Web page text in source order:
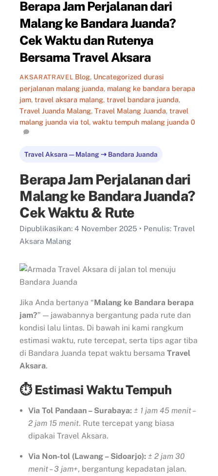
Berapa Jam Perjalanan dari
Malang ke Bandara Juanda?
Cek Waktu dan Rutenya
Bersama Travel Aksara
AKSARATRAVEL Blog, Uncategorized durasi
perjalanan malang juanda, malang ke bandara berapa
jam,travel aksara malang,travel bandara juanda,
Travel Juanda Malang,Travel Malang Juanda,travel
malang juanda via tol,waktu tempuh malang juanda 0
Travel Aksara — Malang ⇢ Bandara Juanda
Berapa Jam Perjalanan dari
Malang ke Bandara Juanda?
Cek Waktu & Rute
Dipublikasikan: 4 November 2025 • Penulis: Travel
Aksara Malang
Jika Anda bertanya “Malang ke Bandara berapa
jam?” — jawabannya bergantung pada rute dan
kondisi lalu lintas. Di bawah ini kami rangkum
estimasi waktu, rute tercepat, serta tips agar tiba
di Bandara Juanda tepat waktu bersamaTravel
Aksara.
⏱️ Estimasi Waktu Tempuh
Via Tol Pandaan – Surabaya: ± 1 jam 45 menit –
2 jam 15 menit. Rute tercepat yang biasa
dipakai Travel Aksara.
Via Non-tol (Lawang – Sidoarjo): ± 2 jam 30
menit – 3 jam+, bergantung kepadatan jalan.